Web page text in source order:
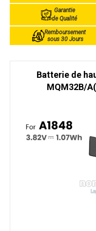
Garantie
de Qualité
Remboursement
sous 30 Jours
Batterie de
MQM32B/